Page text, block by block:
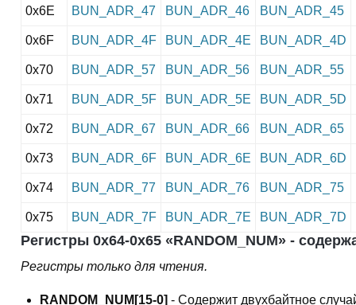
0x6E BUN_ADR_47 BUN_ADR_46 BUN_ADR_45
0x6F BUN_ADR_4F BUN_ADR_4E BUN_ADR_4D
0x70 BUN_ADR_57 BUN_ADR_56 BUN_ADR_55
0x71 BUN_ADR_5F BUN_ADR_5E BUN_ADR_5D
0x72 BUN_ADR_67 BUN_ADR_66 BUN_ADR_65
0x73 BUN_ADR_6F BUN_ADR_6E BUN_ADR_6D
0x74 BUN_ADR_77 BUN_ADR_76 BUN_ADR_75
0x75 BUN_ADR_7F BUN_ADR_7E BUN_ADR_7D
Регистры 0x64-0x65 «RANDOM_NUM» -
Регистры только для чтения.
RANDOM_NUM[15-0] - Содержит двухбайтное